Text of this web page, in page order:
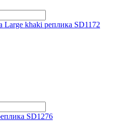
khaki реплика SD1172
SD1276